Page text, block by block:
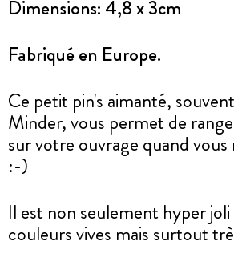
Dimensions: 4,8 x 3cm
Fabriqué en Europe.
Ce petit pin's aimanté,
Minder, vous permet de
sur votre ouvrage quand vous
:-)
Il est non seulement hyper joli
couleurs vives mais surtout